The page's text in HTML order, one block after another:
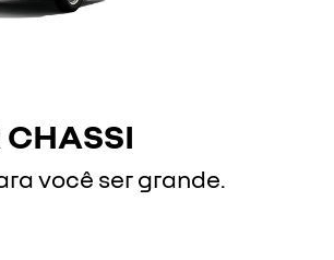
você ser grande.